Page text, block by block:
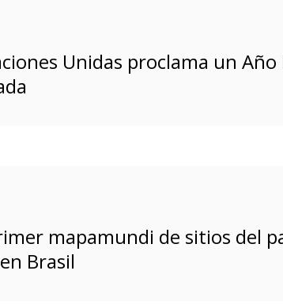
Unidas proclama un
mapamundi de sitios del
Brasil